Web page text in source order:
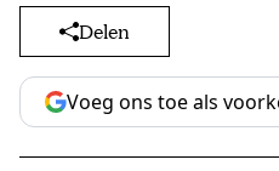
Delen
Voeg ons toe als